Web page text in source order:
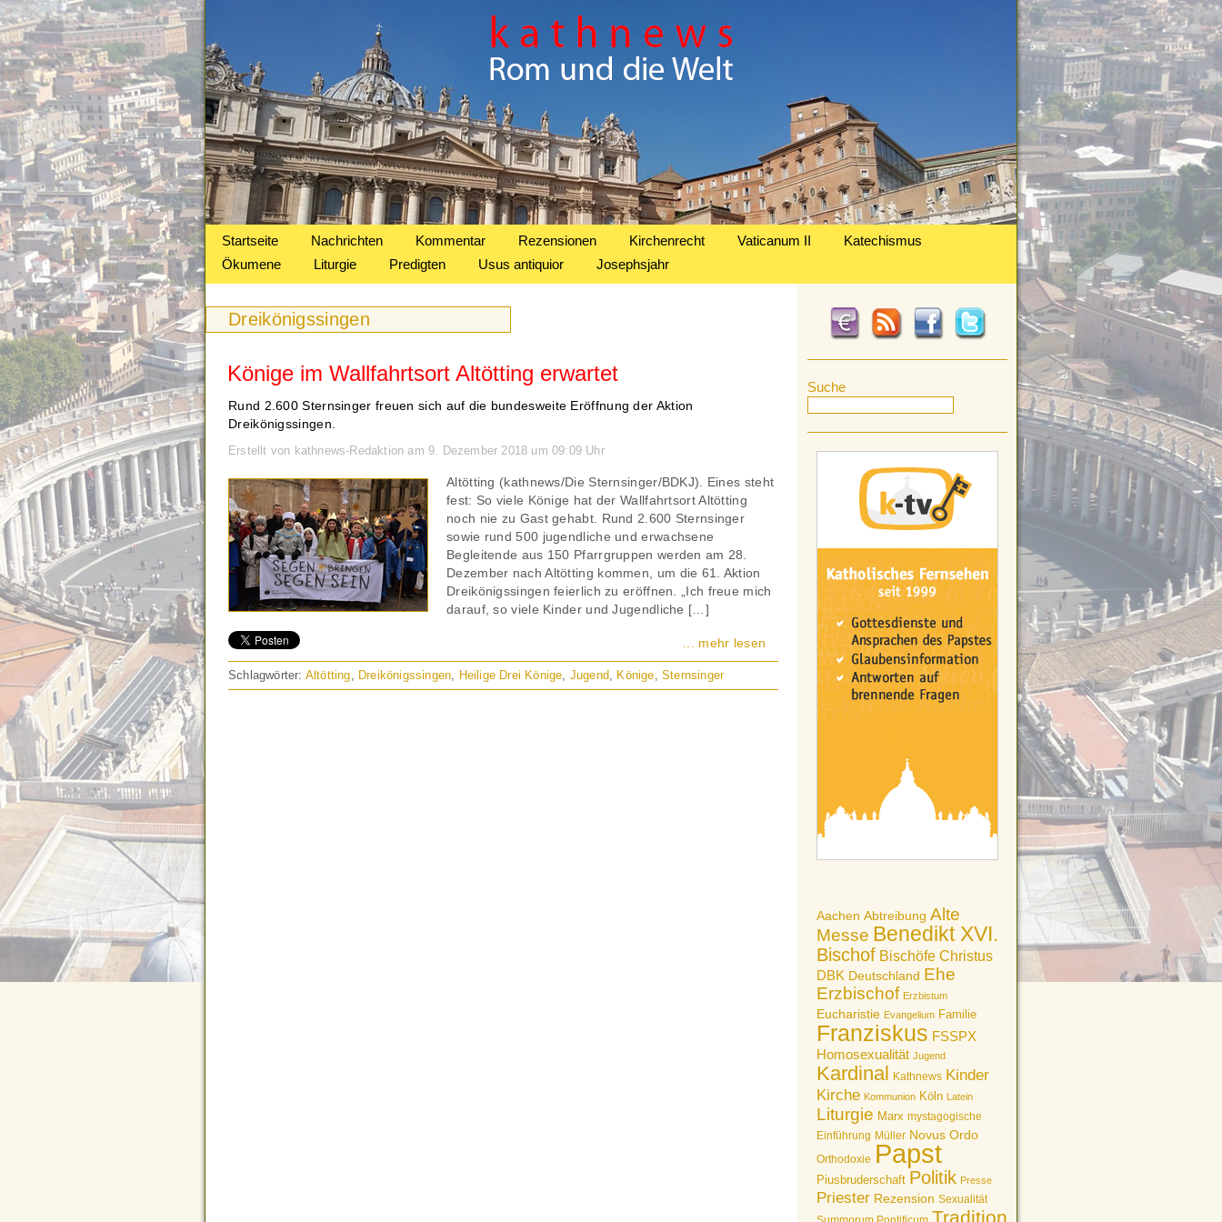
Startseite Nachrichten Kommentar Rezensionen Kirchenrecht Vaticanum II
Katechismus
Ökumene
Liturgie Predigten Usus antiquior Josephsjahr
Suche
Aachen Abtreibung Alte
Messe Benedikt XVI.
Bischof Bischöfe Christus
DBK Deutschland Ehe
Erzbischof Erzbistum
Eucharistie Evangelium Familie
Franziskus FSSPX
Homosexualität Jugend
Kardinal Kathnews Kinder
Kirche Kommunion Köln Latein
Liturgie Marx mystagogische
Einführung Müller Novus Ordo
Orthodoxie Papst
Piusbruderschaft Politik Presse
Priester Rezension Sexualität
Tradition
Dreikönigssingen
Könige im Wallfahrtsort Altötting erwartet
Rund 2.600 Sternsinger freuen sich auf die bundesweite Eröffnung der Aktion
Dreikönigssingen.
Erstellt von kathnews-Redaktion am 9. Dezember 2018 um 09:09 Uhr
Altötting (kathnews/Die Sternsinger/BDKJ). Eines steht
fest: So viele Könige hat der Wallfahrtsort Altötting
noch nie zu Gast gehabt. Rund 2.600 Sternsinger
sowie rund 500 jugendliche und erwachsene
Begleitende aus 150 Pfarrgruppen werden am 28.
Dezember nach Altötting kommen, um die 61. Aktion
Dreikönigssingen feierlich zu eröffnen. „Ich freue mich
darauf, so viele Kinder und Jugendliche […]
... mehr lesen
Schlagwörter: Altötting, Dreikönigssingen, Heilige Drei Könige, Jugend, Könige,Sternsinger